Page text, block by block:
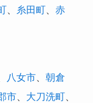
、 糸田町、 赤
八女市、 朝倉
市、 大刀洗町、